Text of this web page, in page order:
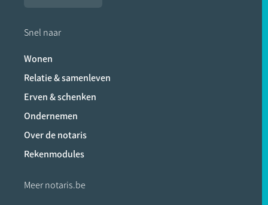
Snel naar
Wonen
Relatie & samenleven
Erven & schenken
Ondernemen
Over de notaris
Rekenmodules
Meer notaris.be